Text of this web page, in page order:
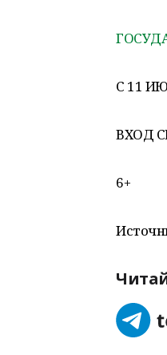
С 11
ВХОД
6+